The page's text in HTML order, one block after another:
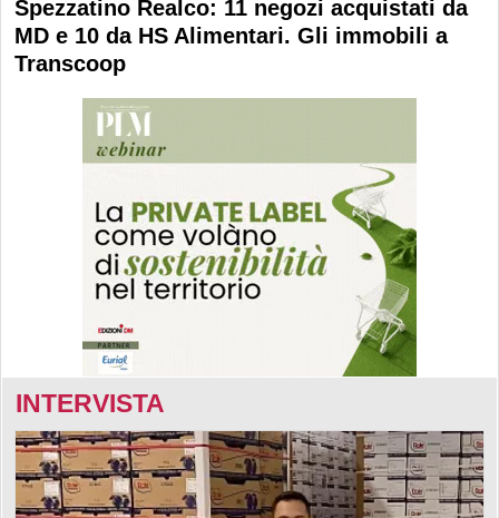
Spezzatino Realco: 11 negozi acquistati da
MD e 10 da HS Alimentari. Gli immobili a
Transcoop
INTERVISTA